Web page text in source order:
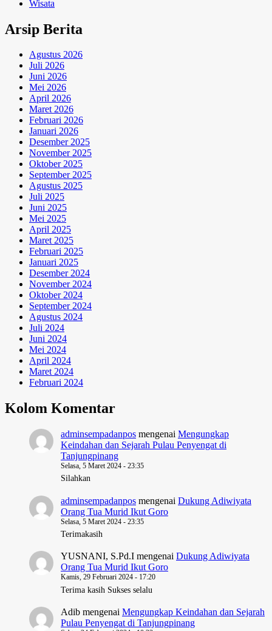
Wisata
Arsip Berita
Agustus 2026
Juli 2026
Juni 2026
Mei 2026
April 2026
Maret 2026
Februari 2026
Januari 2026
Desember 2025
November 2025
Oktober 2025
September 2025
Agustus 2025
Juli 2025
Juni 2025
Mei 2025
April 2025
Maret 2025
Februari 2025
Januari 2025
Desember 2024
November 2024
Oktober 2024
September 2024
Agustus 2024
Juli 2024
Juni 2024
Mei 2024
April 2024
Maret 2024
Februari 2024
Kolom Komentar
adminsempadanpos mengenai Mengungkap
Keindahan dan Sejarah Pulau Penyengat di
Tanjungpinang
Selasa, 5 Maret 2024 - 23:35
Silahkan
adminsempadanpos mengenai Dukung Adiwiyata
Orang Tua Murid Ikut Goro
Selasa, 5 Maret 2024 - 23:35
Terimakasih
YUSNANI, S.Pd.I mengenai Dukung Adiwiyata
Orang Tua Murid Ikut Goro
Kamis, 29 Februari 2024 - 17:20
Terima kasih Sukses selalu
Adib mengenai Mengungkap Keindahan dan Sejarah
Pulau Penyengat di Tanjungpinang